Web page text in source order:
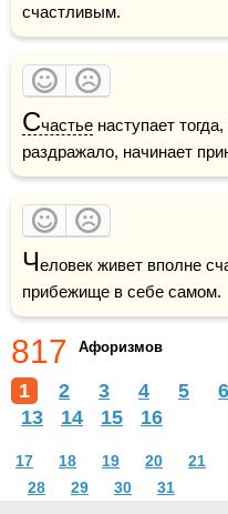
счастливым.
Счастье наступает
раздражало, начинает
Человек живет вполне
прибежище в себе самом.
817 Афоризмов
1 2 3 4 5 6
13
14 15 16
17 18 19 20 21
28
29 30 31